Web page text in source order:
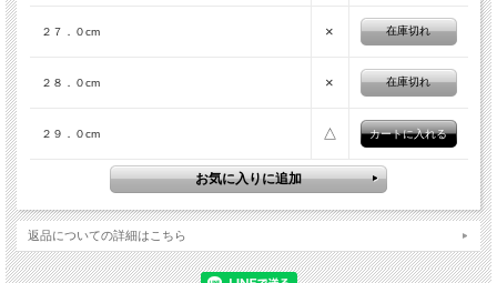
２７．０cm × 在庫切れ
２８．０cm × 在庫切れ
２９．０cm △
返品についての詳細はこちら